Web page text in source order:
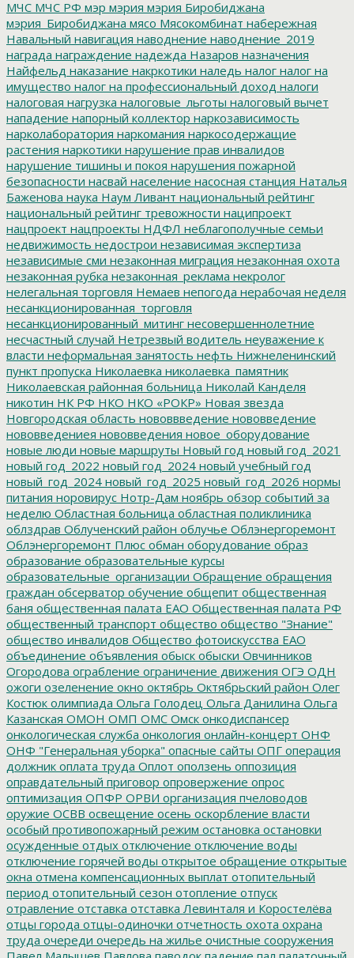
МЧС МЧС РФ мэр мэрия мэрия Биробиджана
мэрия_Биробиджана мясо Мясокомбинат набережная
Навальный навигация наводнение наводнение_2019
награда награждение надежда Назаров назначения
Найфельд наказание накркотики наледь налог налог на
имущество налог на профессиональный доход налоги
налоговая нагрузка налоговые_льготы налоговый вычет
нападение напорный коллектор наркозависимость
нарколаборатория наркомания наркосодержащие
растения наркотики нарушение прав инвалидов
нарушение тишины и покоя нарушения пожарной
безопасности насвай население насосная станция Наталья
Баженова наука Наум Ливант национальный рейтинг
национальный рейтинг тревожности наципроект
нацпроект нацпроекты НДФЛ неблагополучные семьи
недвижимость недострои независимая экспертиза
независимые сми незаконная миграция незаконная охота
незаконная рубка незаконная_реклама некролог
нелегальная торговля Немаев непогода нерабочая неделя
несанкционированная_торговля
несанкционированный_митинг несовершеннолетние
несчастный случай Нетрезвый водитель неуважение к
власти неформальная занятость нефть Нижнеленинский
пункт пропуска Николаевка николаевка_памятник
Николаевская районная больница Николай Канделя
никотин НК РФ НКО НКО «РОКР» Новая звезда
Новгородская область нововвведение нововведение
нововведениея нововведения новое_оборудование
новые люди новые маршруты Новый год новый год_2021
новый год_2022 новый год_2024 новый учебный год
новый_год_2024 новый_год_2025 новый_год_2026 нормы
питания норовирус Нотр-Дам ноябрь обзор событий за
неделю Областная больница областная поликлиника
облздрав Облученский район облучье Облэнергоремонт
Облэнергоремонт Плюс обман оборудование образ
образование образовательные курсы
образовательные_организации Обращение обращения
граждан обсерватор обучение общепит общественная
баня общественная палата ЕАО Общественная палата РФ
общественный транспорт общество общество "Знание"
общество инвалидов Общество фотоискусства ЕАО
объединение объявления обыск обыски Овчинников
Огородова ограбление ограничение движения ОГЭ ОДН
ожоги озеленение окно октябрь Октябрьский район Олег
Костюк олимпиада Ольга Голодец Ольга Данилина Ольга
Казанская ОМОН ОМП ОМС Омск онкодиспансер
онкологическая служба онкология онлайн-концерт ОНФ
ОНФ "Генеральная уборка" опасные сайты ОПГ операция
должник оплата труда Оплот оползень оппозиция
оправдательный приговор опровержение опрос
оптимизация ОПФР ОРВИ организация пчеловодов
оружие ОСВВ освещение осень оскорбление власти
особый противопожарный режим остановка остановки
осужденные отдых отключение отключение воды
отключение горячей воды открытое обращение открытые
окна отмена компенсационных выплат отопительный
период отопительный сезон отопление отпуск
отравление отставка отставка Левинталя и Коростелёва
отцы города отцы-одиночки отчетность охота охрана
труда очереди очередь на жилье очистные сооружения